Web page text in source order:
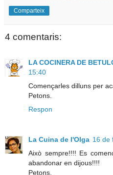
Comparteix
4 comentaris:
LA COCINERA DE
15:40
Començarles dilluns per
Petons.
Respon
La Cuina de l'Olga 16 de
Això sempre!!!! Es
abandonar en dijous!!!!
Petons,